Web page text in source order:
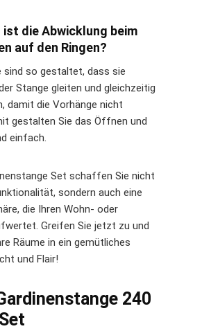
ist die Abwicklung beim
auf den Ringen?
sind so gestaltet, dass sie
Stange gleiten und gleichzeitig
damit die Vorhänge nicht
gestalten Sie das Öffnen und
einfach.
Set schaffen Sie nicht
sondern auch eine
die Ihren Wohn- oder
Greifen Sie jetzt zu und
Räume in ein gemütliches
und Flair!
240